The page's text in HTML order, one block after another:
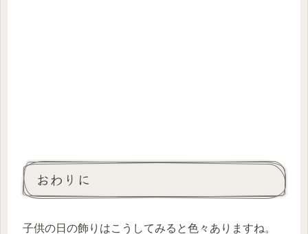
おわりに
子供の日の飾りはこうしてみると色々ありますね。